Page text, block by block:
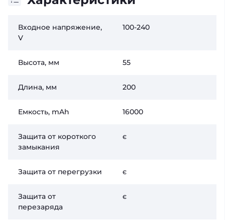
Входное напряжение,
V
100-240
Высота, мм 55
Длина, мм 200
Емкость, mAh 16000
Защита от короткого
замыкания
є
Защита от перегрузки є
Защита от
перезаряда
є